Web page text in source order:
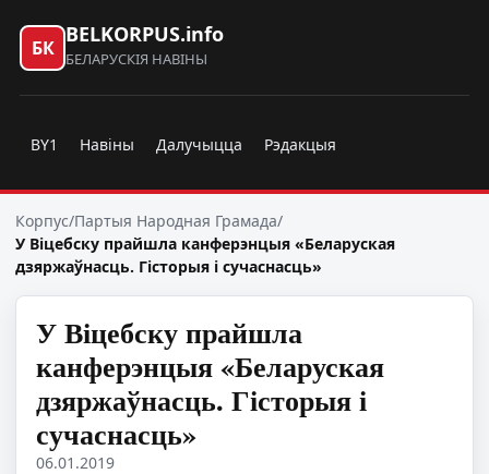
БК
BELKORPUS.info
БЕЛАРУСКІЯ НАВІНЫ
BY1 Навіны Далучыцца Рэдакцыя
Корпус/Партыя Народная Грамада/
У Віцебску прайшла канферэнцыя «Беларуская
дзяржаўнасць. Гісторыя і сучаснасць»
У Віцебску прайшла
канферэнцыя «Беларуская
дзяржаўнасць. Гісторыя і
сучаснасць»
06.01.2019